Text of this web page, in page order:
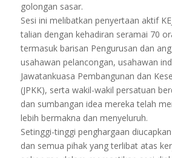
golongan sasar.
Sesi ini melibatkan penyertaan aktif
talian dengan kehadiran seramai 70
termasuk barisan Pengurusan dan
usahawan pelancongan, usahawan
Jawatankuasa Pembangunan dan
(JPKK), serta wakil-wakil persatuan
dan sumbangan idea mereka telah
lebih bermakna dan menyeluruh.
Setinggi-tinggi penghargaan
dan semua pihak yang terlibat atas